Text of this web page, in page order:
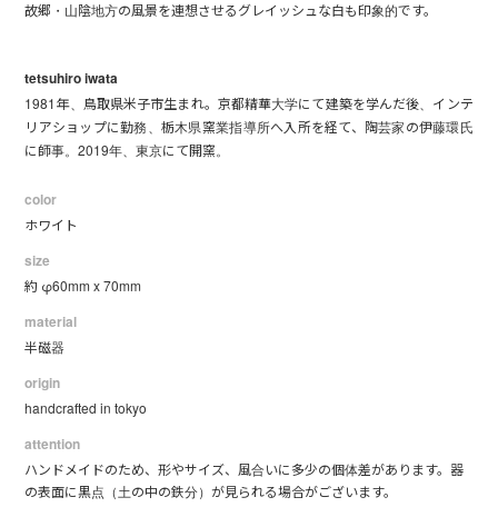
故郷・山陰地方の風景を連想させるグレイッシュな白も印象的です。
tetsuhiro iwata
1981年、鳥取県米子市生まれ。京都精華大学にて建築を学んだ後、インテ
リアショップに勤務、栃木県窯業指導所へ入所を経て、陶芸家の伊藤環氏
に師事。2019年、東京にて開窯。
color
ホワイト
size
約 φ60mm x 70mm
material
半磁器
origin
handcrafted in tokyo
attention
ハンドメイドのため、形やサイズ、風合いに多少の個体差があります。器
の表面に黒点（土の中の鉄分）が見られる場合がございます。